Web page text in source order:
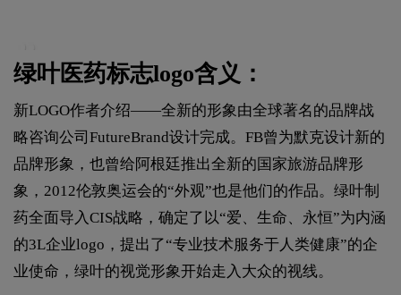
绿叶医药标志logo含义：
新LOGO作者介绍——全新的形象由全球著名的品牌战
略咨询公司FutureBrand设计完成。FB曾为默克设计新的
品牌形象，也曾给阿根廷推出全新的国家旅游品牌形
象，2012伦敦奥运会的“外观”也是他们的作品。绿叶制
药全面导入CIS战略，确定了以“爱、生命、永恒”为内涵
的3L企业logo，提出了“专业技术服务于人类健康”的企
业使命，绿叶的视觉形象开始走入大众的视线。